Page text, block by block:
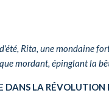
Rita, une mondaine
mordant, épinglant la
DANS LA